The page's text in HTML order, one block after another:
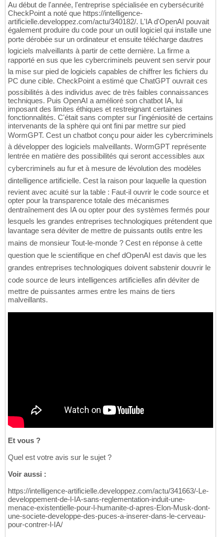
Au début de l'année, l'entreprise spécialisée en cybersécurité
CheckPoint a noté que https://intelligence-
artificielle.developpez.com/actu/340182/. L'IA d'OpenAI pouvait
également produire du code pour un outil logiciel qui installe une
porte dérobée sur un ordinateur et ensuite télécharge dautres
logiciels malveillants à partir de cette dernière. La firme a
rapporté en sus que les cybercriminels peuvent sen servir pour
la mise sur pied de logiciels capables de chiffrer les fichiers du
PC dune cible. CheckPoint a estimé que ChatGPT ouvrait ces
possibilités à des individus avec de très faibles connaissances
techniques. Puis OpenAI a amélioré son chatbot IA, lui
imposant des limites éthiques et restreignant certaines
fonctionnalités. C'était sans compter sur l'ingéniosité de certains
intervenants de la sphère qui ont fini par mettre sur pied
WormGPT. Cest un chatbot conçu pour aider les cybercriminels
à développer des logiciels malveillants. WormGPT représente
lentrée en matière des possibilités qui seront accessibles aux
cybercriminels au fur et à mesure de lévolution des modèles
dintelligence artificielle. Cest la raison pour laquelle la question
revient avec acuité sur la table : Faut-il ouvrir le code source et
opter pour la transparence totale des mécanismes
dentraînement des IA ou opter pour des systèmes fermés pour
lesquels les grandes entreprises technologiques prétendent que
lavantage sera déviter de mettre de puissants outils entre les
mains de monsieur Tout-le-monde ? Cest en réponse à cette
question que le scientifique en chef dOpenAI est davis que les
grandes entreprises technologiques doivent sabstenir douvrir le
code source de leurs intelligences artificielles afin déviter de
mettre de puissantes armes entre les mains de tiers
malveillants.
Et vous ?
Quel est votre avis sur le sujet ?
Voir aussi :
https://intelligence-artificielle.developpez.com/actu/341663/-Le-
developpement-de-l-IA-sans-reglementation-induit-une-
menace-existentielle-pour-l-humanite-d-apres-Elon-Musk-dont-
une-societe-developpe-des-puces-a-inserer-dans-le-cerveau-
pour-contrer-l-IA/